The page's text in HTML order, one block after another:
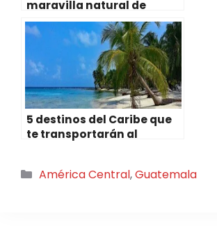
maravilla natural de
Guatemala
5 destinos del Caribe que
te transportarán al
Categorías
América Central,Guatemala